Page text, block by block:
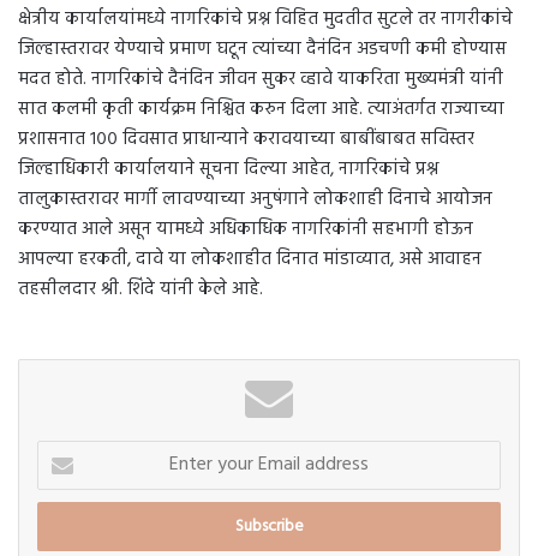
क्षेत्रीय कार्यालयांमध्ये नागरिकांचे प्रश्न विहित मुदतीत सुटले तर नागरीकांचे
जिल्हास्तरावर येण्याचे प्रमाण घटून त्यांच्या दैनंदिन अडचणी कमी होण्यास
मदत होते. नागरिकांचे दैनंदिन जीवन सुकर व्हावे याकरिता मुख्यमंत्री यांनी
सात कलमी कृती कार्यक्रम निश्चित करुन दिला आहे. त्याअंतर्गत राज्याच्या
प्रशासनात १०० दिवसात प्राधान्याने करावयाच्या बाबींबाबत सविस्तर
जिल्हाधिकारी कार्यालयाने सूचना दिल्या आहेत, नागरिकांचे प्रश्न
तालुकास्तरावर मार्गी लावण्याच्या अनुषंगाने लोकशाही दिनाचे आयोजन
करण्यात आले असून यामध्ये अधिकाधिक नागरिकांनी सहभागी होऊन
आपल्या हरकती, दावे या लोकशाहीत दिनात मांडाव्यात, असे आवाहन
तहसीलदार श्री. शिंदे यांनी केले आहे.
Enter
your
Email